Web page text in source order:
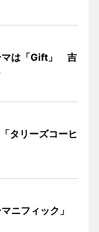
マは「Gift」 吉
タリーズコーヒ
ニフィック」